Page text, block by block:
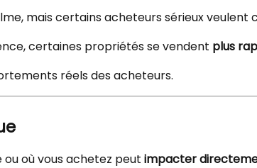
mais certains acheteurs sérieux
certaines propriétés se vendent plus
réels des acheteurs.
où vous achetez peut impacter